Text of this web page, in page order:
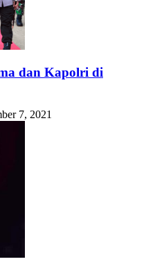
dan Kapolri di
7, 2021